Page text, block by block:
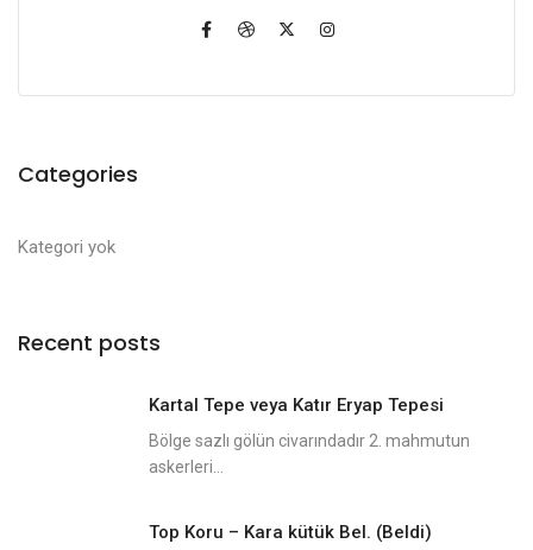
Categories
Kategori yok
Recent posts
Kartal Tepe veya Katır Eryap Tepesi
Bölge sazlı gölün civarındadır 2. mahmutun
askerleri...
Top Koru – Kara kütük Bel. (Beldi)